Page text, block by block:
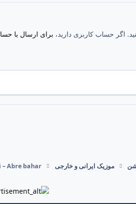
اگر حساب کاربری دارید، برای ارسال با
موزیک ایرانی و خارجی – Abre bahar